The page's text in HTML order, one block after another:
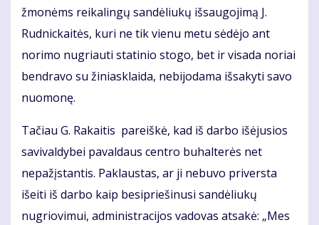
žmonėms reikalingų sandėliukų išsaugojimą J.
Rudnickaitės, kuri ne tik vienu metu sėdėjo ant
norimo nugriauti statinio stogo, bet ir visada noriai
bendravo su žiniasklaida, nebijodama išsakyti savo
nuomonę.
Tačiau G. Rakaitis pareiškė, kad iš darbo išėjusios
savivaldybei pavaldaus centro buhalterės net
nepažįstantis. Paklaustas, ar ji nebuvo priversta
išeiti iš darbo kaip besipriešinusi sandėliukų
nugriovimui, administracijos vadovas atsakė: „Mes